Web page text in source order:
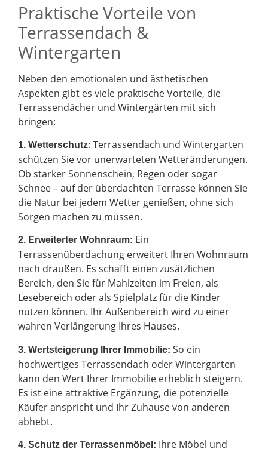
Praktische Vorteile von
Terrassendach &
Wintergarten
Neben den emotionalen und ästhetischen
Aspekten gibt es viele praktische Vorteile, die
Terrassendächer und Wintergärten mit sich
bringen:
1. Wetterschutz: Terrassendach und Wintergarten
schützen Sie vor unerwarteten Wetteränderungen.
Ob starker Sonnenschein, Regen oder sogar
Schnee – auf der überdachten Terrasse können Sie
die Natur bei jedem Wetter genießen, ohne sich
Sorgen machen zu müssen.
2. Erweiterter Wohnraum: Ein
Terrassenüberdachung erweitert Ihren Wohnraum
nach draußen. Es schafft einen zusätzlichen
Bereich, den Sie für Mahlzeiten im Freien, als
Lesebereich oder als Spielplatz für die Kinder
nutzen können. Ihr Außenbereich wird zu einer
wahren Verlängerung Ihres Hauses.
3. Wertsteigerung Ihrer Immobilie: So ein
hochwertiges Terrassendach oder Wintergarten
kann den Wert Ihrer Immobilie erheblich steigern.
Es ist eine attraktive Ergänzung, die potenzielle
Käufer anspricht und Ihr Zuhause von anderen
abhebt.
4. Schutz der Terrassenmöbel: Ihre Möbel und